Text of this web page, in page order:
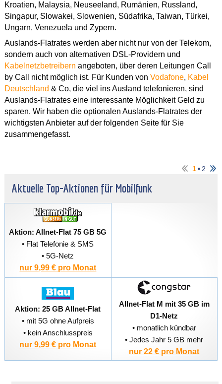
Kroatien, Malaysia, Neuseeland, Rumänien, Russland,
Singapur, Slowakei, Slowenien, Südafrika, Taiwan, Türkei,
Ungarn, Venezuela und Zypern.
Auslands-Flatrates werden aber nicht nur von der Telekom,
sondern auch von alternativen DSL-Providern und
Kabelnetzbetreibern angeboten, über deren Leitungen Call
by Call nicht möglich ist. Für Kunden von Vodafone, Kabel
Deutschland & Co, die viel ins Ausland telefonieren, sind
Auslands-Flatrates eine interessante Möglichkeit Geld zu
sparen. Wir haben die optionalen Auslands-Flatrates der
wichtigsten Anbieter auf der folgenden Seite für Sie
zusammengefasst.
1▪ 2
Aktuelle Top-Aktionen für Mobilfunk
Aktion: Allnet-Flat 75 GB 5G
• Flat Telefonie & SMS
• 5G-Netz
nur 9,99 € pro Monat
Aktion: 25 GB Allnet-Flat
• mit 5G ohne Aufpreis
• kein Anschlusspreis
nur 9,99 € pro Monat
Allnet-Flat M mit 35 GB im
D1-Netz
• monatlich kündbar
• Jedes Jahr 5 GB mehr
nur 22 € pro Monat